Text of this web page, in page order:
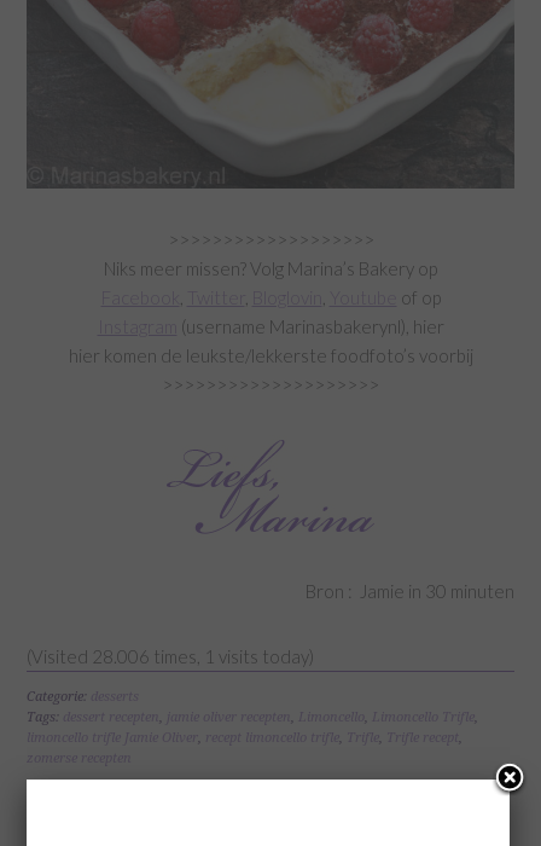
>>>>>>>>>>>>>>>>>>>
Niks meer missen? Volg Marina’s Bakery op
Bloglovin
of op
Instagram
(username Marinasbakerynl), hier
hier komen de leukste/lekkerste foodfoto’s voorbij
>>>>>>>>>>>>>>>>>>>>
Bron : Jamie in 30 minuten
(Visited 28.006 times, 1 visits today)
Categorie:
desserts
Tags:
dessert recepten, jamie oliver recepten, Limoncello, Limoncello Trifle,
limoncello trifle Jamie Oliver, recept limoncello trifle, Trifle, Trifle recept,
zomerse recepten